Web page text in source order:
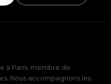
à Paris, membre de
Nous accompagnons les